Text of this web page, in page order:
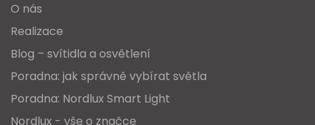
O nás
Realizace
Blog – svítidla a osvětlení
Poradna: jak správně vybírat světla
Poradna: Nordlux Smart Light
Nordlux - vše o značce